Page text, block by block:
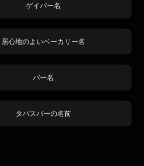
ゲイバー名
居心地のよいベーカリー名
バー名
タパスバーの名前